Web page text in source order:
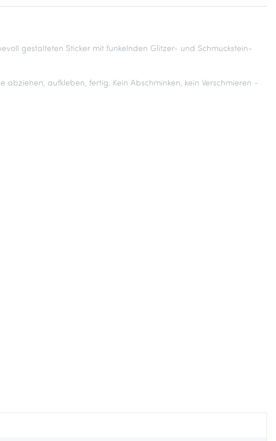
gestalteten Sticker mit funkelnden Glitzer- und Schmuckstein-
aufkleben, fertig. Kein Abschminken, kein Verschmieren -